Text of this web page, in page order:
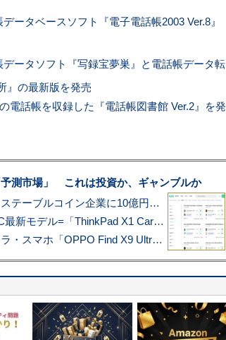
ータベースソフト『電子電話帳2003 Ver.8』
ータソフト『写録宝夢巣』と電話帳データ転
』の最新版を発売
電話帳を収録した『電話帳図書館 Ver.2』を発
測市場」 これは投資か、ギャンブルか
アマゾン配送を支える物流大手、ステーブルコイン企業に10億円投資のワケ
あこがれの旗艦モバイルノートPC最新モデル=「ThinkPad X1 Carbon Gen 14 Aura Edition」実機レビュー
ハッセルブラッド搭載の頂上カメラ・スマホ「OPPO Find X9 Ultra」実写レビュー=プロが本気で徹底撮影しました!!